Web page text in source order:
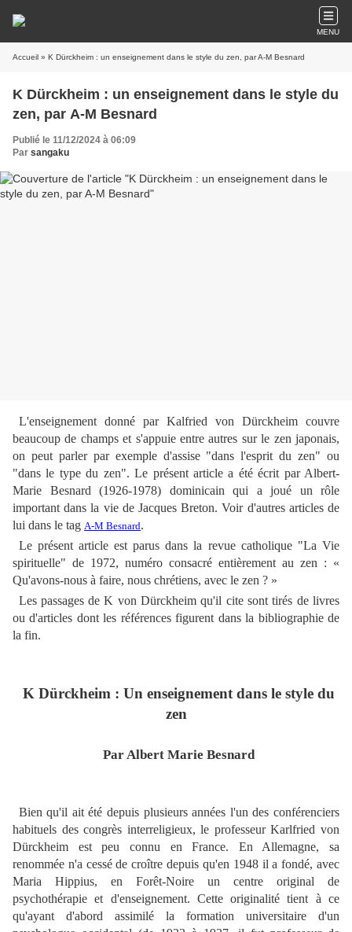
MENU
Accueil » K Dürckheim : un enseignement dans le style du zen, par A-M Besnard
K Dürckheim : un enseignement dans le style du
zen, par A-M Besnard
Publié le 11/12/2024 à 06:09
Par sangaku
L'enseignement donné par Kalfried von Dürckheim couvre
beaucoup de champs et s'appuie entre autres sur le zen japonais,
on peut parler par exemple d'assise "dans l'esprit du zen" ou
"dans le type du zen". Le présent article a été écrit par Albert-
Marie Besnard (1926-1978) dominicain qui a joué un rôle
important dans la vie de Jacques Breton. Voir d'autres articles de
lui dans le tag A-M Besnard.
Le présent article est parus dans la revue catholique "La Vie
spirituelle" de 1972, numéro consacré entièrement au zen : «
Qu'avons-nous à faire, nous chrétiens, avec le zen ? »
Les passages de K von Dürckheim qu'il cite sont tirés de livres
ou d'articles dont les références figurent dans la bibliographie de
la fin.
K Dürckheim : Un enseignement dans le style du
zen
Par Albert Marie Besnard
Bien qu'il ait été depuis plusieurs années l'un des conférenciers
habituels des congrès interreligieux, le professeur Karlfried von
Dürckheim est peu connu en France. En Allemagne, sa
renommée n'a cessé de croître depuis qu'en 1948 il a fondé, avec
Maria Hippius, en Forêt-Noire un centre original de
psychothérapie et d'enseignement. Cette originalité tient à ce
qu'ayant d'abord assimilé la formation universitaire d'un